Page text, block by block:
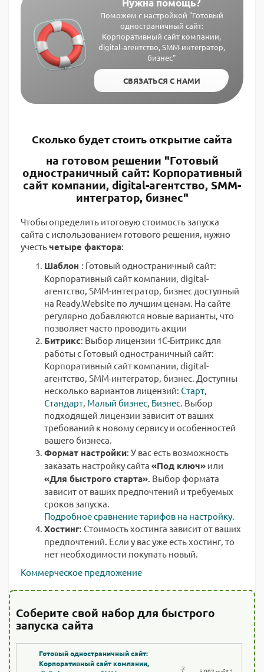
Нужна помощь?
Поможем с настройкой "Готовый
одностраничный сайт:
Корпоративный сайт компании,
digital-агентство, SMM-интегратор,
бизнес"
СВЯЗАТЬСЯ С НАМИ
Сколько будет стоить открытие сайта
на готовом решении "Готовый
одностраничный сайт: Корпоративный
сайт компании, digital-агентство, SMM-
интегратор, бизнес"
Чтобы определить итоговую стоимость запуска
сайта с использованием готового решения, нужно
учестьчетыре фактора:
Шаблон : Готовый одностраничный сайт:
Корпоративный сайт компании, digital-
агентство, SMM-интегратор, бизнес доступный
на Ready.Website по лучшим ценам. На сайте
регулярно добавляются новые варианты, что
позволяет часто проводить акции
Битрикс: Выбор лицензии 1С-Битрикс для
работы с Готовый одностраничный сайт:
Корпоративный сайт компании, digital-
агентство, SMM-интегратор, бизнес. Доступны
несколько вариантов лицензий: Старт,
Стандарт, Малый бизнес, Бизнес. Выбор
подходящей лицензии зависит от ваших
требований к новому сервису и особенностей
вашего бизнеса.
Формат настройки: У вас есть возможность
заказать настройку сайта «Под ключ» или
«Для быстрого старта». Выбор формата
зависит от ваших предпочтений и требуемых
сроков запуска.
Подробное сравнение тарифов на настройку.
Хостинг: Стоимость хостинга зависит от ваших
предпочтений. Если у вас уже есть хостинг, то
нет необходимости покупать новый.
Коммерческое предложение
Соберите свой набор для быстрого
запуска сайта
Готовый одностраничный сайт:
Корпоративный сайт компании,
7